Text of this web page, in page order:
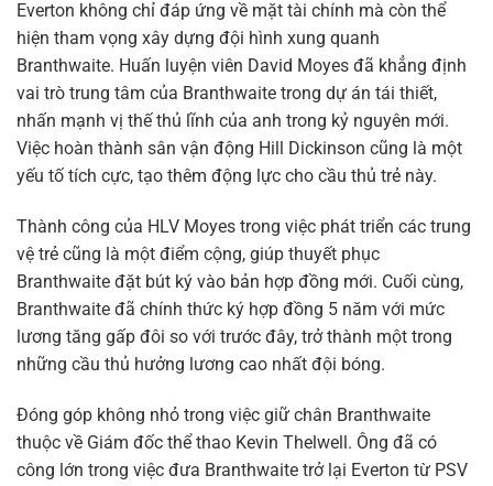
Everton không chỉ đáp ứng về mặt tài chính mà còn thể
hiện tham vọng xây dựng đội hình xung quanh
Branthwaite. Huấn luyện viên David Moyes đã khẳng định
vai trò trung tâm của Branthwaite trong dự án tái thiết,
nhấn mạnh vị thế thủ lĩnh của anh trong kỷ nguyên mới.
Việc hoàn thành sân vận động Hill Dickinson cũng là một
yếu tố tích cực, tạo thêm động lực cho cầu thủ trẻ này.
Thành công của HLV Moyes trong việc phát triển các trung
vệ trẻ cũng là một điểm cộng, giúp thuyết phục
Branthwaite đặt bút ký vào bản hợp đồng mới. Cuối cùng,
Branthwaite đã chính thức ký hợp đồng 5 năm với mức
lương tăng gấp đôi so với trước đây, trở thành một trong
những cầu thủ hưởng lương cao nhất đội bóng.
Đóng góp không nhỏ trong việc giữ chân Branthwaite
thuộc về Giám đốc thể thao Kevin Thelwell. Ông đã có
công lớn trong việc đưa Branthwaite trở lại Everton từ PSV